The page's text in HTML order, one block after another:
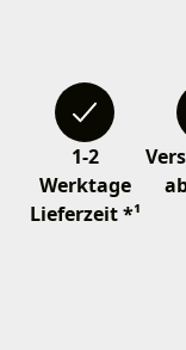
1-2
Werktage
Lieferzeit *¹